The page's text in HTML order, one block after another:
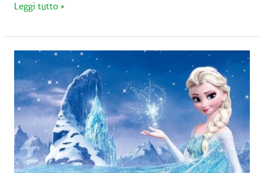
Guida
del
quaderno
per
la
scuola
Leggi tutto »